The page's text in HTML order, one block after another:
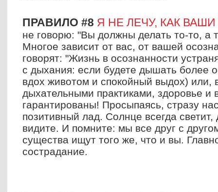
ПРАВИЛО #8 Я НЕ ЛЕЧУ, КАК
не говорю: "Вы должны делать то-то, а
Многое зависит от вас, от вашей
говорят: "Жизнь в осознанности
с дыхания: если будете дышать более
вдох животом и спокойный выдох) или,
дыхательными практиками, здоровье и
гарантированы! Просыпаясь, стразу
позитивный лад. Солнце всегда
видите. И помните: мы все друг с
существа ищут того же, что и вы.
сострадание.